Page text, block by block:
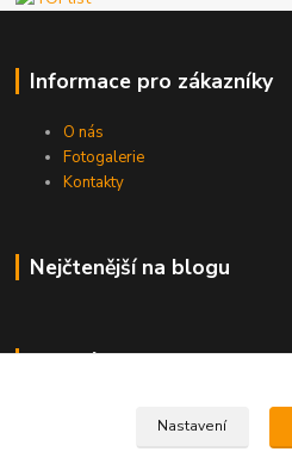
Informace pro zákazníky
O nás
Fotogalerie
Kontakty
Nejčtenější na blogu
Kde nás najdete
Nastavení